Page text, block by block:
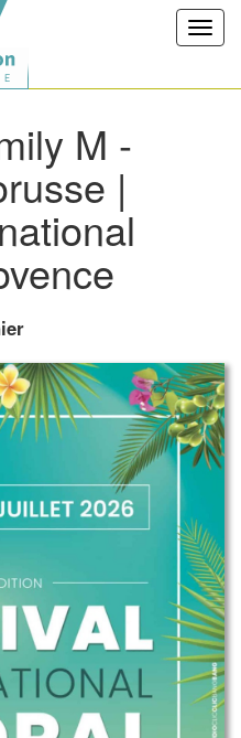
M -
|